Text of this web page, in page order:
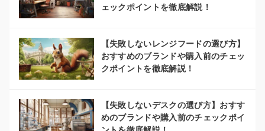
ェックポイントを徹底解説！
【失敗しないレンジフードの選び方】
おすすめのブランドや購入前のチェッ
クポイントを徹底解説！
【失敗しないデスクの選び方】おすす
めのブランドや購入前のチェックポイ